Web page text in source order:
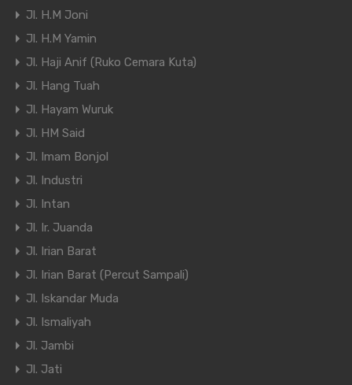
Jl. H.M Joni
Jl. H.M Yamin
Jl. Haji Anif (Ruko Cemara Kuta)
Jl. Hang Tuah
Jl. Hayam Wuruk
Jl. HM Said
Jl. Imam Bonjol
Jl. Industri
Jl. Intan
Jl. Ir. Juanda
Jl. Irian Barat
Jl. Irian Barat (Percut Sampali)
Jl. Iskandar Muda
Jl. Ismaliyah
Jl. Jambi
Jl. Jati